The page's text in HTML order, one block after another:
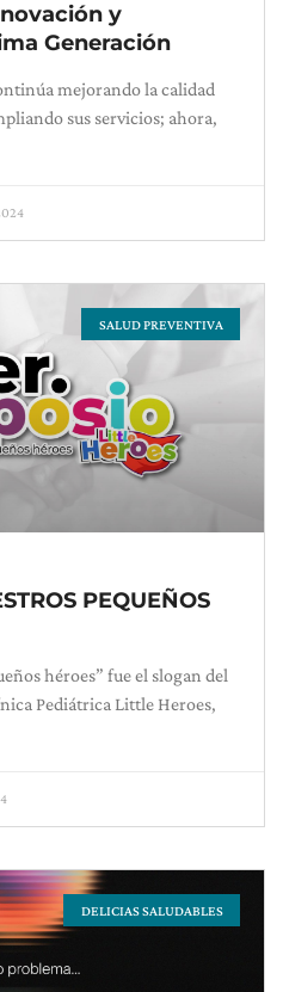
y
Generación
mejorando la calidad
sus servicios; ahora,
SALUD PREVENTIVA
PEQUEÑOS
héroes” fue el slogan del
Pediátrica Little Heroes,
DELICIAS SALUDABLES